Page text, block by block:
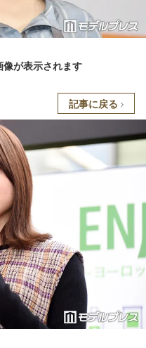
が表示されます
記事に戻る